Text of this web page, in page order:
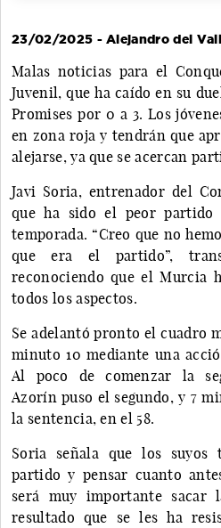
23/02/2025 - Alejandro del
Malas noticias para el
Juvenil, que ha caído en su
Promises por 0 a 3. Los
en zona roja y tendrán que
alejarse, ya que se acercan
Javi Soria, entrenador del
que ha sido el peor partido
temporada. “Creo que no
que era el partido”,
reconociendo que el Murcia
todos los aspectos.
Se adelantó pronto el cuadro
minuto 10 mediante una
Al poco de comenzar la
Azorín puso el segundo, y 7
la sentencia, en el 58.
Soria señala que los suyos
partido y pensar cuanto
será muy importante sacar
resultado que se les ha